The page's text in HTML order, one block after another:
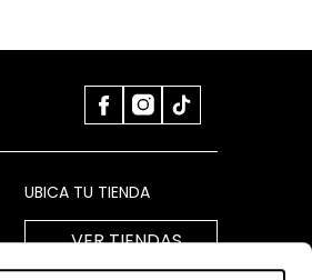
UBICA TU TIENDA
VER TIENDAS